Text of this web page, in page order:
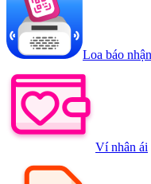
Loa báo
Ví nhân ái